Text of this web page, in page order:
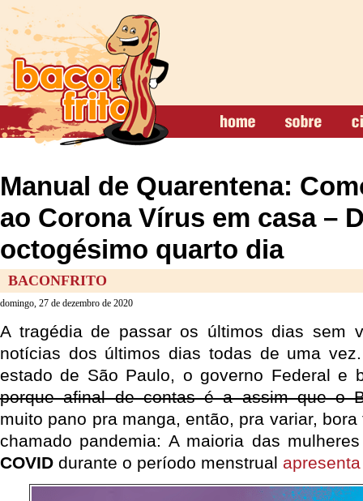
Manual de Quarentena:
ao Corona Vírus em casa –
octogésimo quarto dia
BACONFRITO
domingo, 27 de dezembro de 2020
A tragédia de passar os últimos dias sem
notícias dos últimos dias todas de uma
estado de São Paulo, o governo Federal e
porque afinal de contas é a assim que o
muito pano pra manga, então, pra variar,
chamado pandemia: A maioria das
COVID durante o período menstrual